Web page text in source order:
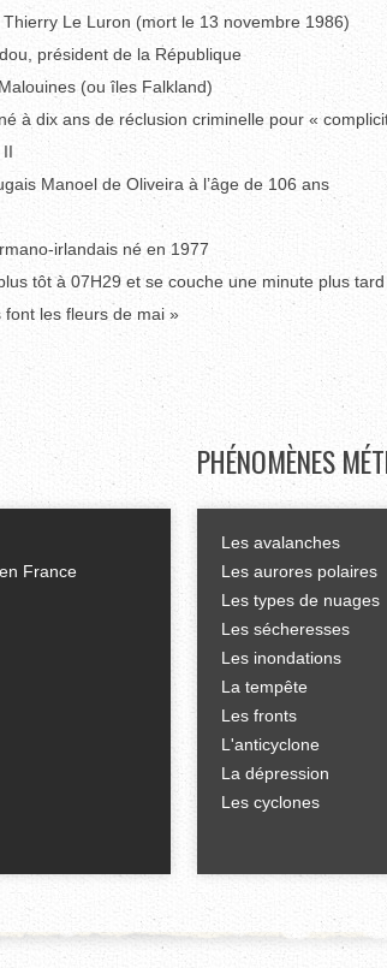
Le Luron (mort le 13 novembre 1986)
président de la République
(ou îles Falkland)
à dix ans de réclusion criminelle pour «
Manoel de Oliveira à l’âge de 106 ans
irlandais né en 1977
tôt à 07H29 et se couche une minute plus tard
font les fleurs de mai »
France
PHÉNOMÈNES
Les avalanches
Les aurores polaires
Les types de nuages
Les sécheresses
Les inondations
La tempête
Les fronts
L'anticyclone
La dépression
Les cyclones